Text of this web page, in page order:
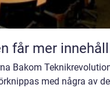
när möten får mer innehåll
Bakom
med några av de